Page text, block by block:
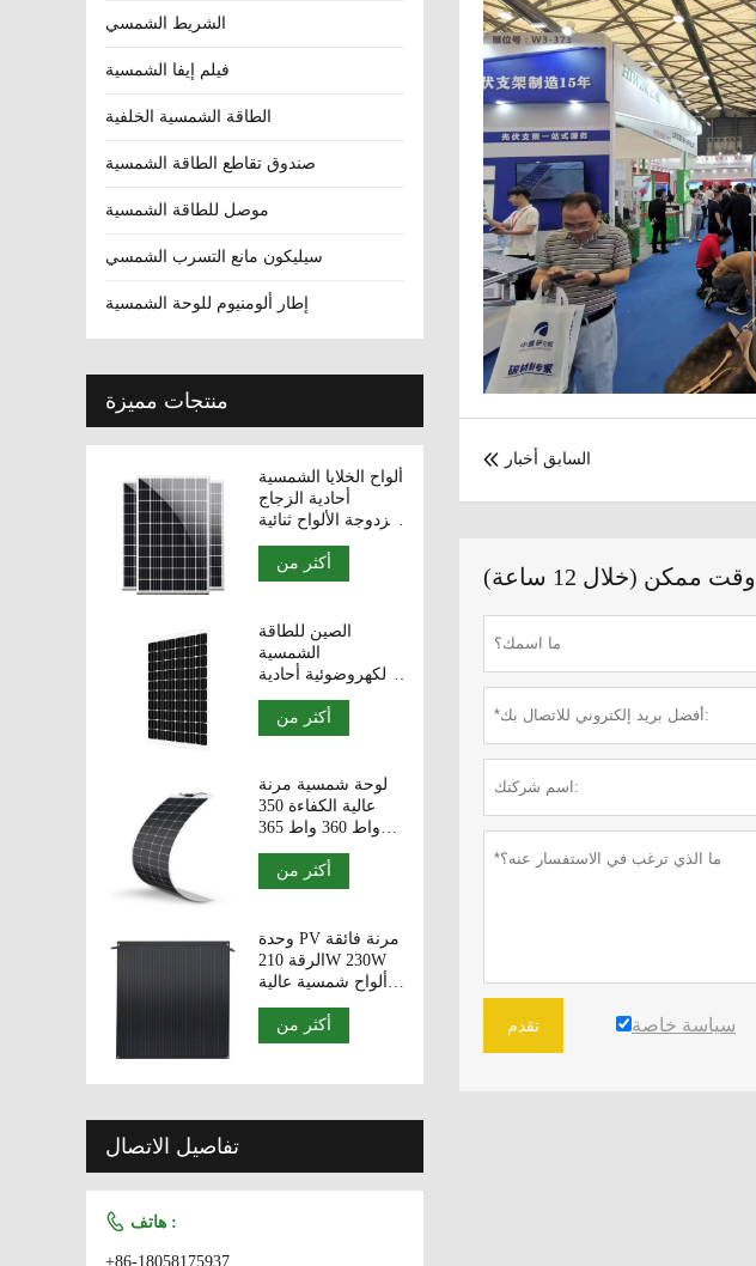
 السابق أخبار
(خلال 12 ساعة)
تقدم سياسة خاصة
الشريط الشمسي
فيلم إيفا الشمسية
الطاقة الشمسية الخلفية
صندوق تقاطع الطاقة الشمسية
موصل للطاقة الشمسية
سيليكون مانع التسرب الشمسي
إطار ألومنيوم للوحة الشمسية
منتجات مميزة
ألواح الخلايا الشمسية
أحادية الزجاج
مزدوجة الألواح ثنائية
الطور 330 واط 340
واط 350 واط وحدات
ضوئية.
أكثر من
الصين للطاقة
الشمسية
الكهروضوئية أحادية
290W الألواح ثنائية
الوجه زجاج مزدوج
الكهروضوئية.
أكثر من
لوحة شمسية مرنة
عالية الكفاءة 350
واط 360 واط 365
واط 370 واط 375
واط من الصين
أكثر من
وحدة PV مرنة فائقة
الرقة 210W 230W
ألواح شمسية عالية
أكثر من
تفاصيل الاتصال
 هاتف :
+86-18058175937